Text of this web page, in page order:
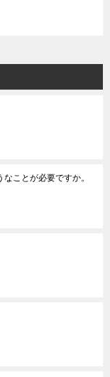
ことが必要ですか。